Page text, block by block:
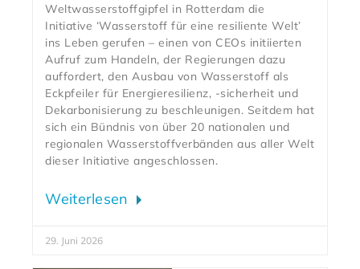
Weltwasserstoffgipfel in Rotterdam die
Initiative ‘Wasserstoff für eine resiliente Welt’
ins Leben gerufen – einen von CEOs initiierten
Aufruf zum Handeln, der Regierungen dazu
auffordert, den Ausbau von Wasserstoff als
Eckpfeiler für Energieresilienz, -sicherheit und
Dekarbonisierung zu beschleunigen. Seitdem hat
sich ein Bündnis von über 20 nationalen und
regionalen Wasserstoffverbänden aus aller Welt
dieser Initiative angeschlossen.
Weiterlesen
29. Juni 2026